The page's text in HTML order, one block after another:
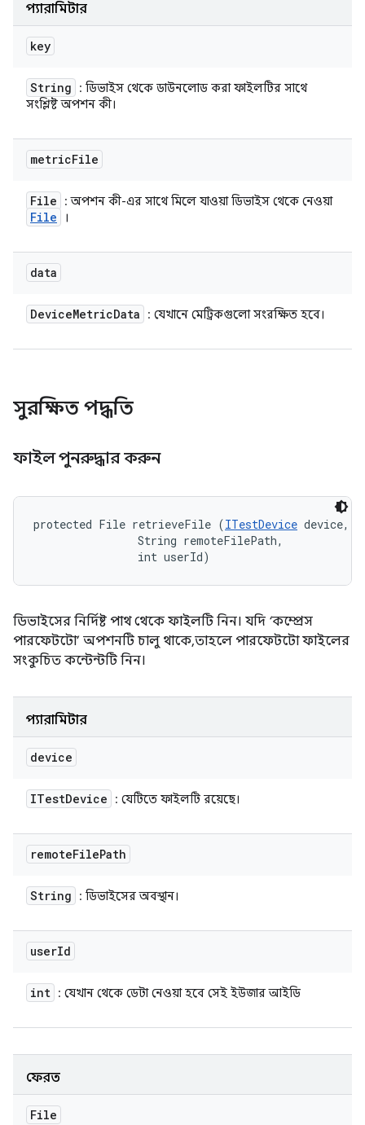
প্যারামিটার
key
String
: ডিভাইস থেকে ডাউনলোড করা ফাইলটির সাথে
সংশ্লিষ্ট অপশন কী।
metricFile
File : অপশন কী-এর সাথে মিলে যাওয়া ডিভাইস থেকে নেওয়া
File ।
data
DeviceMetricData : যেখানে মেট্রিকগুলো সংরক্ষিত হবে।
সুরক্ষিত পদ্ধতি
ফাইল পুনরুদ্ধার করুন
protected File retrieveFile (ITestDevice device,
                String remoteFilePath,
                int userId)
ডিভাইসের নির্দিষ্ট পাথ থেকে ফাইলটি নিন। যদি ‘কম্প্রেস
পারফেটটো’ অপশনটি চালু থাকে, তাহলে পারফেটটো ফাইলের
সংকুচিত কন্টেন্টটি নিন।
প্যারামিটার
device
ITestDevice : যেটিতে ফাইলটি রয়েছে।
remoteFilePath
String : ডিভাইসের অবস্থান।
userId
int : যেখান থেকে ডেটা নেওয়া হবে সেই ইউজার আইডি
ফেরত
File